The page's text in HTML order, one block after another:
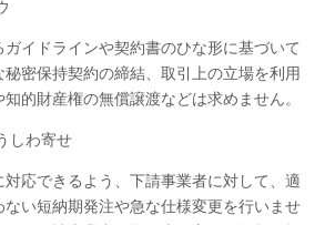
イドラインや契約書のひな形に基づいて
密保持契約の締結、取引上の立場を利用
的財産権の無償譲渡などは求めません。
しわ寄せ
応できるよう、下請事業者に対して、適
い短納期発注や急な仕様変更を行いませ